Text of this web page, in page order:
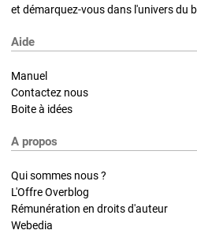
et démarquez-vous dans l'univers du
Aide
Manuel
Contactez nous
Boite à idées
A propos
Qui sommes nous ?
L'Offre Overblog
Rémunération en droits d'auteur
Webedia